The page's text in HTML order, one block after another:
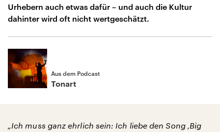
Urhebern auch etwas dafür – und auch die Kultur
dahinter wird oft nicht wertgeschätzt.
Aus dem Podcast
Tonart
„Ich muss ganz ehrlich sein: Ich liebe den Song ‚Big